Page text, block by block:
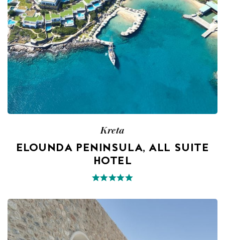
Kreta
ELOUNDA PENINSULA, ALL SUITE
HOTEL